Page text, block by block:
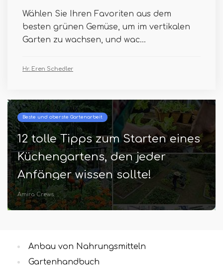
Wählen Sie Ihren Favoriten aus dem
besten grünen Gemüse, um im vertikalen
Garten zu wachsen, und wac...
Hr. Eren Schedler
Beste und oberste Gartenarbeit
12 tolle Tipps zum Starten eines
Küchengartens, den jeder
Anfänger wissen sollte!
Amira Crews
Anbau von Nahrungsmitteln
Gartenhandbuch